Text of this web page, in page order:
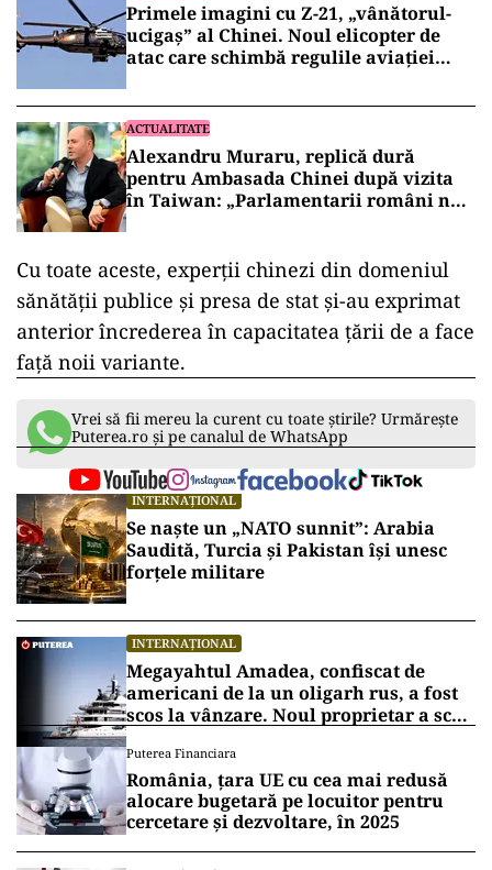
Primele imagini cu Z-21, „vânătorul-
ucigaș” al Chinei. Noul elicopter de
atac care schimbă regulile aviației
ACTUALITATE
Alexandru Muraru, replică dură
pentru Ambasada Chinei după vizita
în Taiwan: „Parlamentarii români nu
Cu toate aceste, experții chinezi din domeniul
sănătății publice și presa de stat și-au exprimat
anterior încrederea în capacitatea țării de a face
față noii variante.
Vrei să fii mereu la curent cu toate știrile? Urmărește
Puterea.ro și pe canalul de WhatsApp
INTERNAȚIONAL
Se naște un „NATO sunnit”: Arabia
Saudită, Turcia și Pakistan își unesc
forțele militare
INTERNAȚIONAL
Megayahtul Amadea, confiscat de
americani de la un oligarh rus, a fost
scos la vânzare. Noul proprietar a scos
Puterea Financiara
România, țara UE cu cea mai redusă
alocare bugetară pe locuitor pentru
cercetare și dezvoltare, în 2025